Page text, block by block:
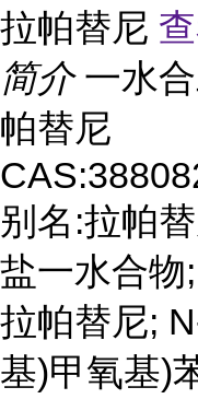
拉帕替尼
简介 一水
帕替尼
别名:拉帕
盐一水合物
拉帕替尼;
基)甲氧基)